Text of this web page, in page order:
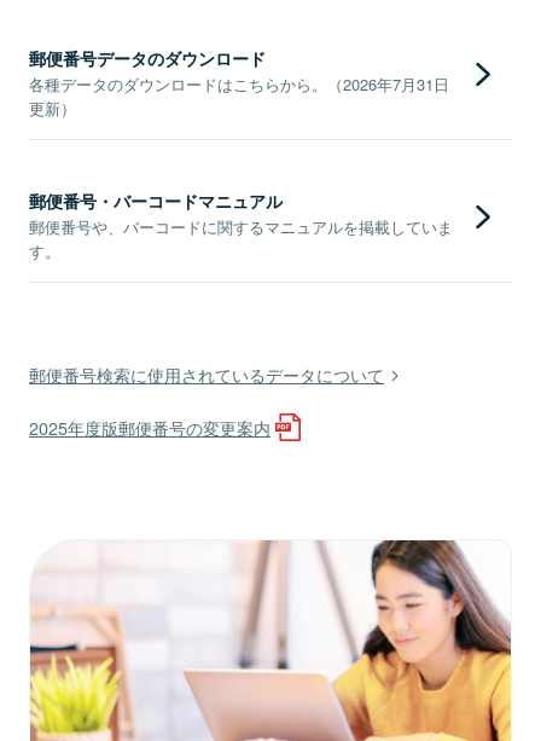
郵便番号データのダウンロード
各種データのダウンロードはこちらから。（2026年7月31日
更新）
郵便番号・バーコードマニュアル
郵便番号や、バーコードに関するマニュアルを掲載していま
す。
郵便番号検索に使用されているデータについて
2025年度版郵便番号の変更案内